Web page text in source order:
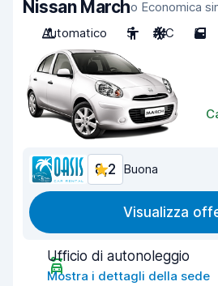
Nissan Marcho Economica
Automatico
5 A/C 5
8,2 Buona
Visualizza
Ufficio di autonoleggio
Mostra i dettagli della sede